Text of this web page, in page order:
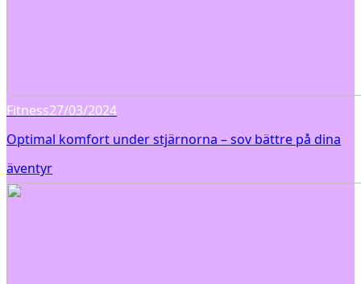
Fitness27/03/2024
Optimal komfort under stjärnorna – sov bättre på dina
äventyr